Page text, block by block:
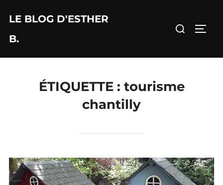
contenu
LE BLOG D'ESTHER
B.
Rechercher :
ÉTIQUETTE : tourisme
chantilly